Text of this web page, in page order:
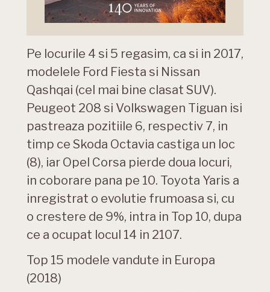
Pe locurile 4 si 5 regasim, ca si in 2017,
modelele Ford Fiesta si Nissan
Qashqai (cel mai bine clasat SUV).
Peugeot 208 si Volkswagen Tiguan isi
pastreaza pozitiile 6, respectiv 7, in
timp ce Skoda Octavia castiga un loc
(8), iar Opel Corsa pierde doua locuri,
in coborare pana pe 10. Toyota Yaris a
inregistrat o evolutie frumoasa si, cu
o crestere de 9%, intra in Top 10, dupa
ce a ocupat locul 14 in 2107.
Top 15 modele vandute in Europa
(2018)